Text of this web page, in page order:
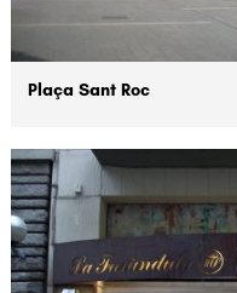
Plaça Sant Roc